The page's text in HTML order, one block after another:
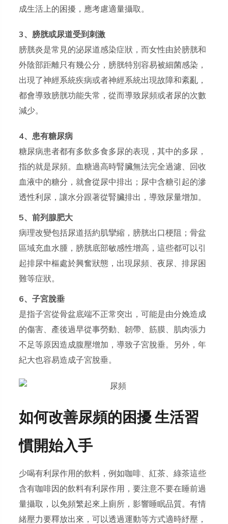
成生活上的困擾，應考慮適量攝取。
3、膀胱或尿道受到刺激
膀胱炎是常見的泌尿道感染症狀，而女性由於膀胱和
外陰部距離只有幾公分，膀胱特別容易被細菌感染，
出現了神經系統疾病或者神經系統出現故障和紊亂，
都會導致膀胱功能失常，從而導致尿頻或者尿的次數
減少。
4、患有糖尿病
糖尿病患者都有多飲多食多尿的表現，其中的多尿，
指的就是尿頻。血糖過高時腎臟無法完全過濾、回收
血液中的糖分，就會從尿中排出；尿中含糖引起的滲
透性利尿，讓水分跟著從腎臟排出，導致尿量增加。
5、前列腺肥大
病理改變包括尿道括約肌攣縮，膀胱出口梗阻；骨盆
區域充血水腫，膀胱底部敏感性增高，這些都可以引
起排尿中樞處於興奮狀態，出現尿頻、夜尿、排尿困
難等症狀。
6、子宮脫垂
是指子宮從骨盆底端不正常突出，可能是由分娩造成
的傷害、產後過早從事勞動、韌帶、筋膜、肌肉張力
不足等原因造成腹壓增加，導致子宮脫垂。另外，年
紀大也容易造成子宮脫垂。
如何改善尿頻的困擾 生活習
慣開始入手
少喝有利尿作用的飲料，例如咖啡、紅茶、綠茶這些
含有咖啡因的飲料有利尿作用，要注意不要在睡前過
量攝取，以免頻繁起來上廁所，影響睡眠品質。有情
緒壓力要釋放出來，可以透過運動等方式適時紓壓，